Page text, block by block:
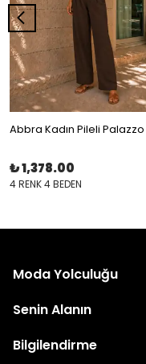
₺ 1,378.00
4 RENK 4 BEDEN
Moda Yolculuğu
Senin Alanın
Bilgilendirme